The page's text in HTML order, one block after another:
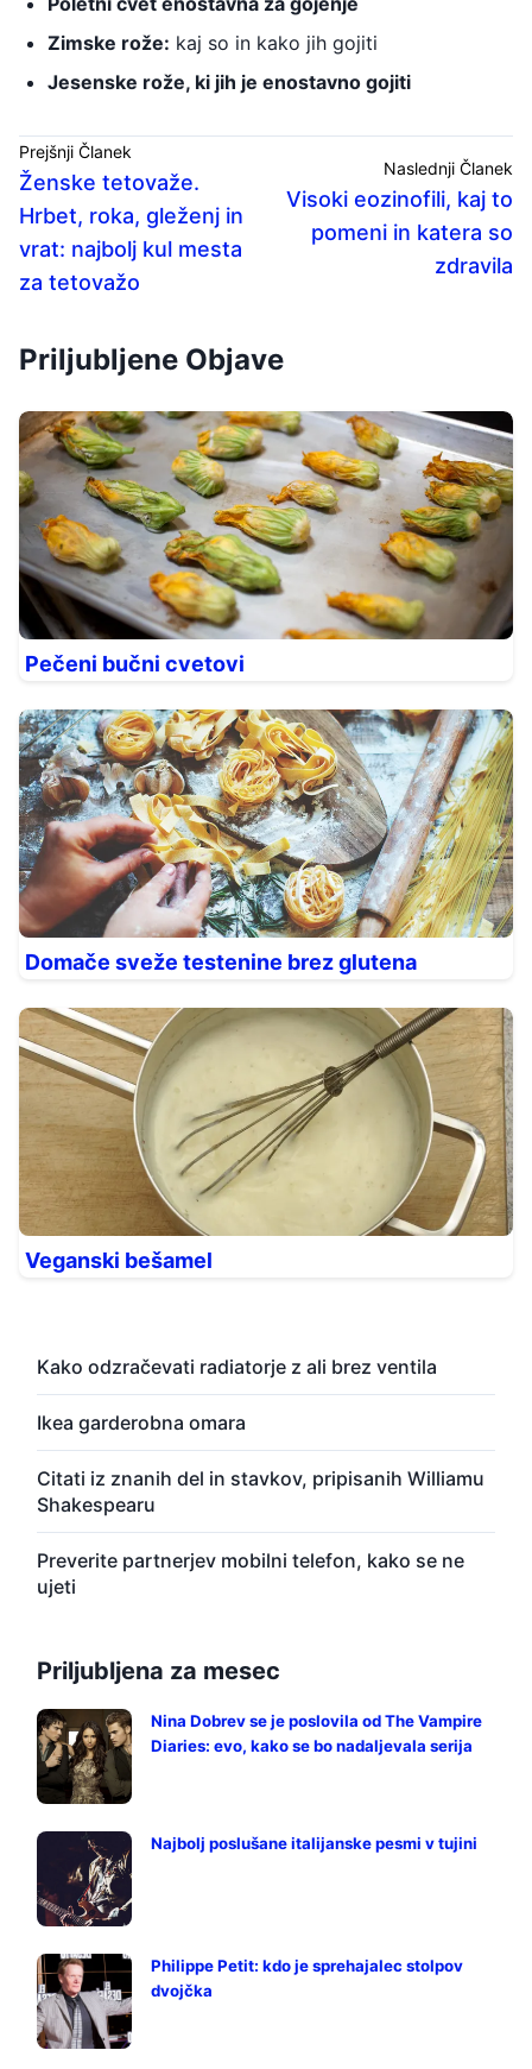
Zimske rože: kaj so in kako jih gojiti
Jesenske rože, ki jih je enostavno gojiti
Prejšnji Članek
Ženske tetovaže.
Hrbet, roka, gleženj in
vrat: najbolj kul mesta
za tetovažo
Naslednji Članek
Visoki eozinofili, kaj to
pomeni in katera so
zdravila
Priljubljene Objave
Pečeni bučni cvetovi
Domače sveže testenine brez glutena
Veganski bešamel
Kako odzračevati radiatorje z ali brez ventila
Ikea garderobna omara
Citati iz znanih del in stavkov, pripisanih Williamu
Shakespearu
Preverite partnerjev mobilni telefon, kako se ne
ujeti
Priljubljena za mesec
Nina Dobrev se je poslovila od The Vampire
Diaries: evo, kako se bo nadaljevala serija
Najbolj poslušane italijanske pesmi v tujini
Philippe Petit: kdo je sprehajalec stolpov
dvojčka